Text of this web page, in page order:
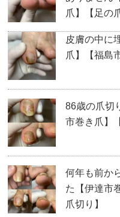
爪】【足の
皮膚の中に
爪】【福島
86歳の爪切
市巻き爪】
何年も前か
た【伊達市
爪切り】